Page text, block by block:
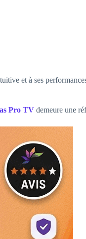
et à ses
Pro TV demeure une